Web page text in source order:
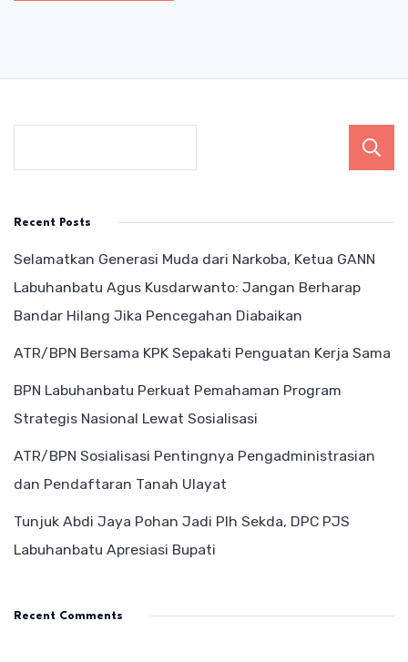
Recent Posts
Selamatkan Generasi Muda dari Narkoba, Ketua GANN
Labuhanbatu Agus Kusdarwanto: Jangan Berharap
Bandar Hilang Jika Pencegahan Diabaikan
ATR/BPN Bersama KPK Sepakati Penguatan Kerja Sama
BPN Labuhanbatu Perkuat Pemahaman Program
Strategis Nasional Lewat Sosialisasi
ATR/BPN Sosialisasi Pentingnya Pengadministrasian
dan Pendaftaran Tanah Ulayat
Tunjuk Abdi Jaya Pohan Jadi Plh Sekda, DPC PJS
Labuhanbatu Apresiasi Bupati
Recent Comments